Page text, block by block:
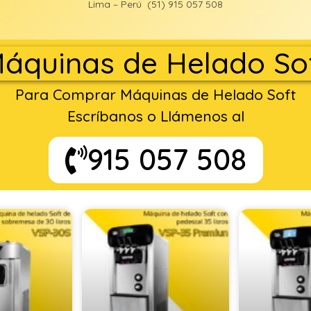
Lima – Perú (51) 915 057 508
de Helado
Para Comprar Máquinas de Helado Soft
Escríbanos o Llámenos al
915 057 508